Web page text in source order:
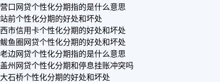
营口网贷个性化分期指的是什么意思
站前个性化分期的好处和坏处
西市信用卡个性化分期的好处和坏处
鲅鱼圈网贷个性化分期的好处和坏处
老边网贷个性化分期指的是什么意思
盖州网贷个性化分期和停息挂账冲突吗
大石桥个性化分期的好处和坏处